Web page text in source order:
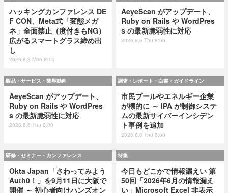
ハッキングカンファレンス DE
F CON、Meta式「変態メガ
ネ」全面禁止（度付きもNG）
広がるスマートグラス締め出
し
2026.8.3 Mon 8:15
AeyeScan がアップデート、
Ruby on Rails や WordPres
s の最新脆弱性に対応
2026.8.6 Thu 8:00
製品・サービス・業界動向
AeyeScan がアップデート、
Ruby on Rails や WordPres
s の最新脆弱性に対応
2026.8.6 Thu 8:00
調査・レポート・白書・ガイドライン
市民プールやエネルギー企業
が標的に ～ IPA が制御システ
ムの最新サイバーインシデン
ト事例を追加
2026.8.6 Thu 8:00
研修・セミナー・カンファレンス
Okta Japan「さわってみよう
Auth0！」を9月11日に大阪で
開催 ～ 初心者向けハンズオン
特集
今日もどこかで情報漏えい 第
50回「2026年6月の情報漏え
い」Microsoft Excel 非表示